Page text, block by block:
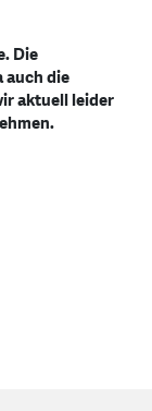
Die
auch die
aktuell leider